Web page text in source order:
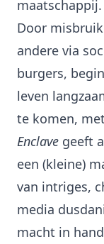
maatschappij.
Door
andere via
burgers,
leven
te komen,
Enclave geeft
een (kleine)
van intriges,
media
macht in